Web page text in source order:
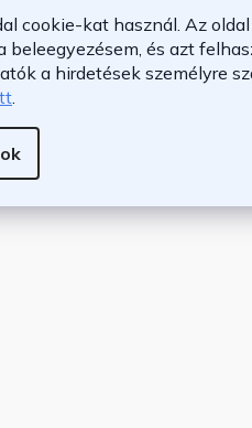
cookie-kat használ. Az
beleegyezésem, és azt
a hirdetések személyre